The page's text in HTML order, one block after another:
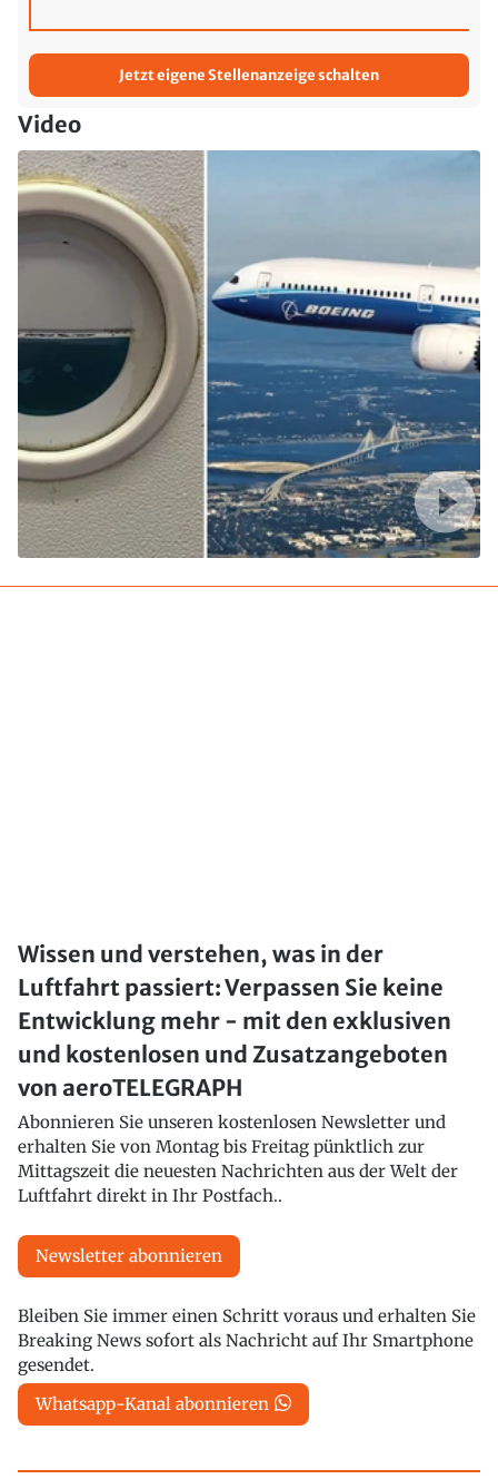
Jetzt eigene Stellenanzeige schalten
Video
Wissen und verstehen, was in der
Luftfahrt passiert: Verpassen Sie keine
Entwicklung mehr - mit den exklusiven
und kostenlosen und Zusatzangeboten
von aeroTELEGRAPH
Abonnieren Sie unseren kostenlosen Newsletter und
erhalten Sie von Montag bis Freitag pünktlich zur
Mittagszeit die neuesten Nachrichten aus der Welt der
Luftfahrt direkt in Ihr Postfach..
Newsletter abonnieren
Bleiben Sie immer einen Schritt voraus und erhalten Sie
Breaking News sofort als Nachricht auf Ihr Smartphone
gesendet.
Whatsapp-Kanal abonnieren